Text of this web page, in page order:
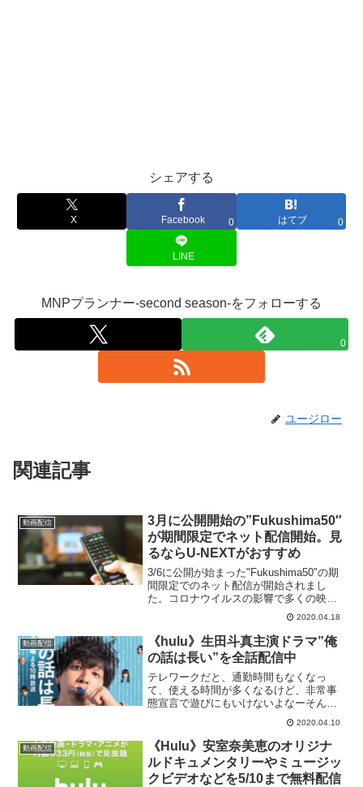
シェアする
X Facebook 0 はてブ 0
LINE
MNPプランナー-second season-をフォローする
0
ユージロー
関連記事
動画配信
3月に公開開始の”Fukushima50″
が期間限定でネット配信開始。見
るならU-NEXTがおすすめ
3/6に公開が始まった"Fukushima50"の期
間限定でのネット配信が開始されまし
た。コロナウイルスの影響で多くの映画
館が営業を休止してますから、見たいと
思っていた人には朗報ですね。どのサイ
トで見ても価格は1,900円です。今日は天
気悪...
2020.04.18
動画配信
《hulu》生田斗真主演ドラマ”俺
の話は長い”を全話配信中
テレワークだと、通勤時間もなくなっ
て、使える時間が多くなるけど、非常事
態宣言で遊びにもいけないよなーそんな
人は過去の面白いドラマでも一気見しち
ゃいましょーhuluで日テレのドラマ"俺の
話は長い"が全話楽しめます。ゆるーい感
じでおすすめです。...
2020.04.10
動画配信
《Hulu》安室奈美恵のオリジナ
ルドキュメンタリーやミュージッ
クビデオなどを5/10まで無料配信